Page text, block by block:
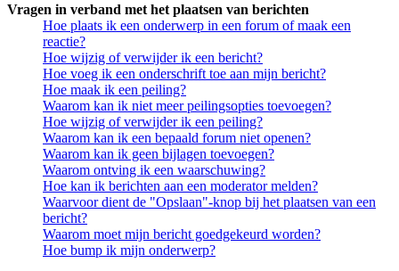
Vragen in verband met het plaatsen van berichten
Hoe plaats ik een onderwerp in een forum of maak een
reactie?
Hoe wijzig of verwijder ik een bericht?
Hoe voeg ik een onderschrift toe aan mijn bericht?
Hoe maak ik een peiling?
Waarom kan ik niet meer peilingsopties toevoegen?
Hoe wijzig of verwijder ik een peiling?
Waarom kan ik een bepaald forum niet openen?
Waarom kan ik geen bijlagen toevoegen?
Waarom ontving ik een waarschuwing?
Hoe kan ik berichten aan een moderator melden?
Waarvoor dient de "Opslaan"-knop bij het plaatsen van een
bericht?
Waarom moet mijn bericht goedgekeurd worden?
Hoe bump ik mijn onderwerp?